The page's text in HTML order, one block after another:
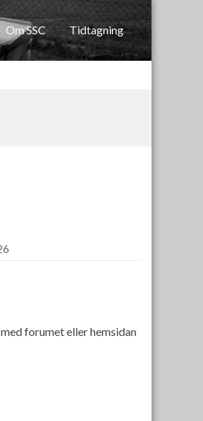
Om SSC Tidtagning
forumet eller hemsidan